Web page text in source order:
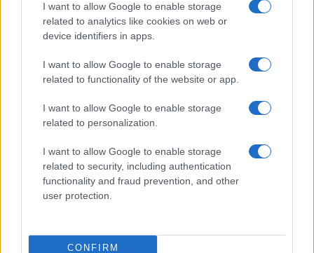
I want to allow Google to enable storage
related to analytics like cookies on web or
device identifiers in apps.
I want to allow Google to enable storage
related to functionality of the website or app.
I want to allow Google to enable storage
related to personalization.
I want to allow Google to enable storage
related to security, including authentication
functionality and fraud prevention, and other
user protection.
CONFIRM